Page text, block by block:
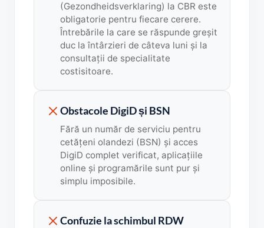
(Gezondheidsverklaring) la CBR este
obligatorie pentru fiecare cerere.
Întrebările la care se răspunde greșit
duc la întârzieri de câteva luni și la
consultații de specialitate
costisitoare.
Obstacole DigiD și BSN
Fără un număr de serviciu pentru
cetățeni olandezi (BSN) și acces
DigiD complet verificat, aplicațiile
online și programările sunt pur și
simplu imposibile.
Confuzie la schimbul RDW